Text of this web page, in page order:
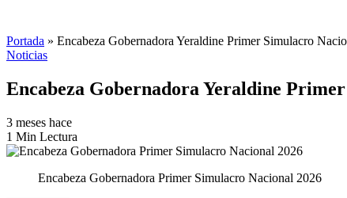
Portada » Encabeza Gobernadora Yeraldine Primer Simulacro
Noticias
Encabeza Gobernadora Yeraldine
3 meses hace
1 Min Lectura
Encabeza Gobernadora Primer Simulacro Nacional 2026